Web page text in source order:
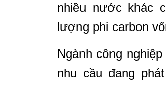
nhiều nước khác
lượng phi carbon
Ngành công
nhu cầu đang